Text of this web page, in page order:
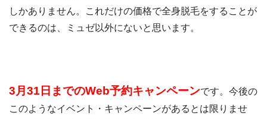
しかありません。これだけの価格で全身脱毛をすることが
できるのは、ミュゼ以外にないと思います。
3月31日までのWeb予約キャンペーンです。今後の
このようなイベント・キャンペーンがあるとは限りませ